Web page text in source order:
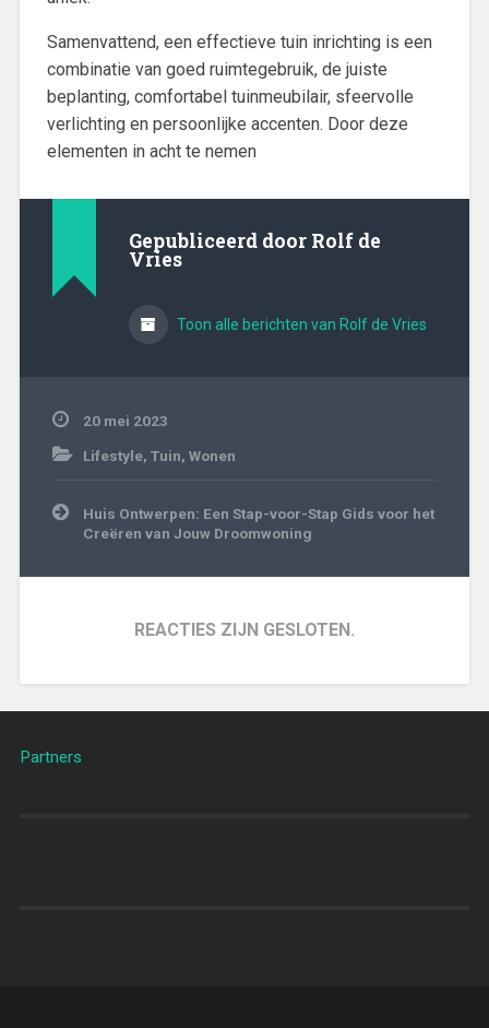
Samenvattend, een effectieve tuin inrichting is een
combinatie van goed ruimtegebruik, de juiste
beplanting, comfortabel tuinmeubilair, sfeervolle
verlichting en persoonlijke accenten. Door deze
elementen in acht te nemen
Gepubliceerd door Rolf de
Vries
Toon alle berichten van Rolf de Vries
20 mei 2023
Lifestyle, Tuin, Wonen
Bericht
navigatie
Huis Ontwerpen: Een Stap-voor-Stap Gids voor het
Creëren van Jouw Droomwoning
REACTIES ZIJN GESLOTEN.
Partners